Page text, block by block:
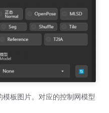
板图片。对应的控制网模型